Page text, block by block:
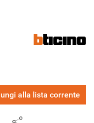
alla lista corrente